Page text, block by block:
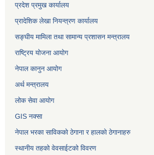
प्रदेश प्रमुख कार्यालय
प्रादेशिक लेखा नियन्त्रण कार्यालय
सङ्‍घीय मामिला तथा सामान्य प्रशासन मन्त्रालय
राष्ट्रिय योजना आयोग
नेपाल कानुन आयोग
अर्थ मन्त्रालय
लोक सेवा आयोग
GIS नक्सा
नेपाल भरका साविककाे ठेगाना र हालकाे ठेगानाहरु
स्थानीय तहको वेवसाईटको विवरण